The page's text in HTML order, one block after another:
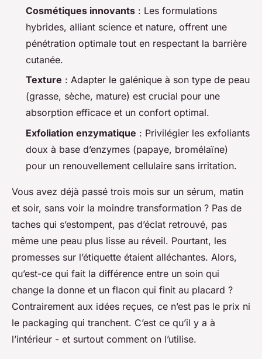
Cosmétiques innovants : Les formulations
hybrides, alliant science et nature, offrent une
pénétration optimale tout en respectant la barrière
cutanée.
Texture : Adapter le galénique à son type de peau
(grasse, sèche, mature) est crucial pour une
absorption efficace et un confort optimal.
Exfoliation enzymatique : Privilégier les exfoliants
doux à base d’enzymes (papaye, bromélaïne)
pour un renouvellement cellulaire sans irritation.
Vous avez déjà passé trois mois sur un sérum, matin
et soir, sans voir la moindre transformation ? Pas de
taches qui s’estompent, pas d’éclat retrouvé, pas
même une peau plus lisse au réveil. Pourtant, les
promesses sur l’étiquette étaient alléchantes. Alors,
qu’est-ce qui fait la différence entre un soin qui
change la donne et un flacon qui finit au placard ?
Contrairement aux idées reçues, ce n’est pas le prix ni
le packaging qui tranchent. C’est ce qu’il y a à
l’intérieur - et surtout comment on l’utilise.